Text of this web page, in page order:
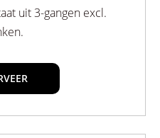
uit 3-gangen excl.